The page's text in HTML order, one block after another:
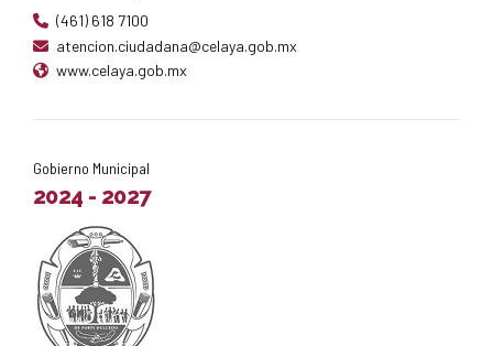
(461) 618 7100
atencion.ciudadana@celaya.gob.mx
www.celaya.gob.mx
Gobierno Municipal
2024 - 2027